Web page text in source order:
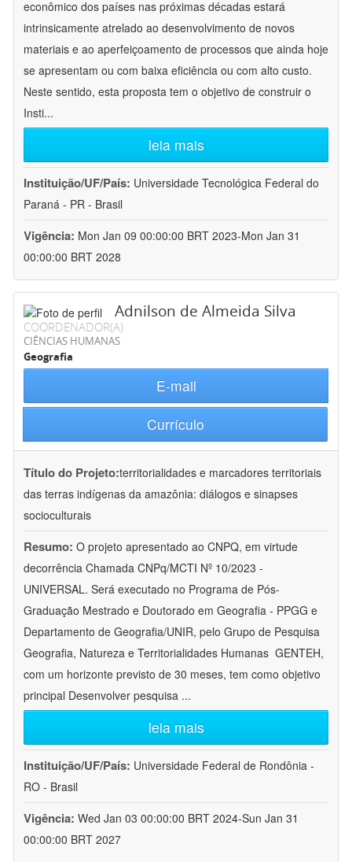
econômico dos países nas próximas décadas estará
intrinsicamente atrelado ao desenvolvimento de novos
materiais e ao aperfeiçoamento de processos que ainda hoje
se apresentam ou com baixa eficiência ou com alto custo.
Neste sentido, esta proposta tem o objetivo de construir o
Insti...
leia mais
Instituição/UF/País: Universidade Tecnológica Federal do
Paraná - PR - Brasil
Vigência: Mon Jan 09 00:00:00 BRT 2023-Mon Jan 31
00:00:00 BRT 2028
Adnilson de Almeida Silva
COORDENADOR(A)
CIÊNCIAS HUMANAS
Geografia
E-mail
Currículo
Título do Projeto:territorialidades e marcadores territoriais
das terras indígenas da amazônia: diálogos e sinapses
socioculturais
Resumo: O projeto apresentado ao CNPQ, em virtude
decorrência Chamada CNPq/MCTI Nº 10/2023 -
UNIVERSAL. Será executado no Programa de Pós-
Graduação Mestrado e Doutorado em Geografia - PPGG e
Departamento de Geografia/UNIR, pelo Grupo de Pesquisa
Geografia, Natureza e Territorialidades Humanas  GENTEH,
com um horizonte previsto de 30 meses, tem como objetivo
principal Desenvolver pesquisa ...
leia mais
Instituição/UF/País: Universidade Federal de Rondônia -
RO - Brasil
Vigência: Wed Jan 03 00:00:00 BRT 2024-Sun Jan 31
00:00:00 BRT 2027